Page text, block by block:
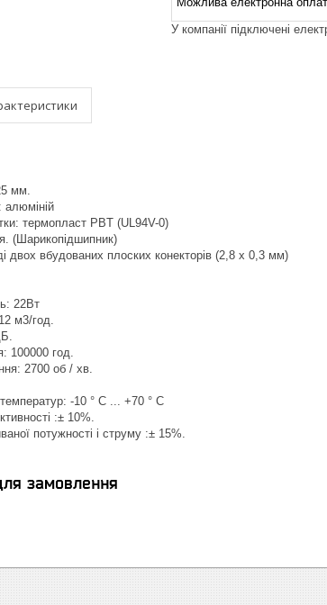
У компанії підключені
мм.
aлюміній
термопласт PBT (UL94V-0)
(Шарикопідшипник)
двох вбудованих плоских конекторів (2,8 x 0,3 мм)
22Вт
м3/год.
100000 год.
2700 об / хв.
-10 ° C ... +70 ° C
:± 10%.
потужності і струму :± 15%.
замовлення